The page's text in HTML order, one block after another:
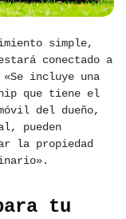
simple,
conectado a
incluye una
que tiene el
del dueño,
pueden
la propiedad
tu